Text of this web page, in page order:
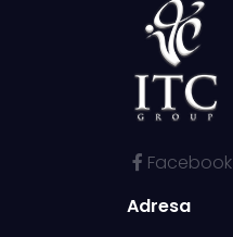
Facebook
Adresa